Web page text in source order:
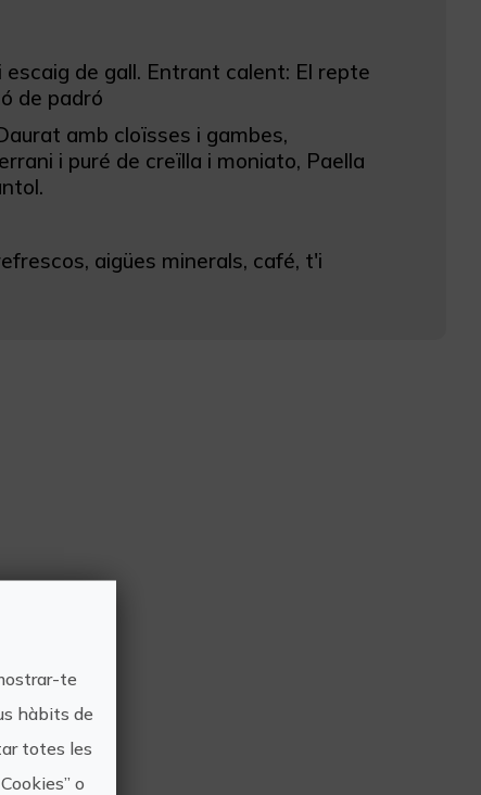
de gall. Entrant calent: El repte
de padró
amb cloïsses i gambes,
i puré de creïlla i moniato, Paella
aigües minerals, café, t'i
te
hàbits de
totes les
o